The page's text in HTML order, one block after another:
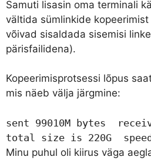
Samuti lisasin oma terminali
vältida sümlinkide
võivad sisaldada sisemisi
pärisfailidena).
Kopeerimisprotsessi lõpus
mis näeb välja järgmine:
sent 99010M bytes
total size is 220G
Minu puhul oli kiirus väga